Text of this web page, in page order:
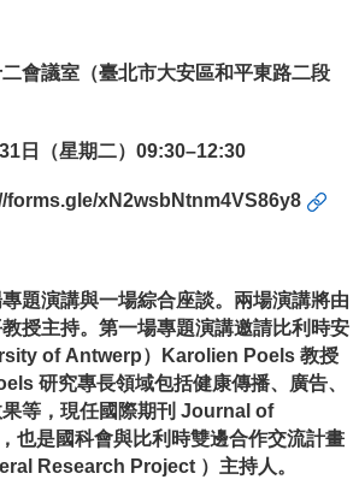
會議室（臺北市大安區和平東路二段
日（星期二）09:30–12:30
forms.gle/xN2wsbNtnm4VS86y8
題演講與一場綜合座談。兩場演講將由
授主持。第一場專題演講邀請比利時安
of Antwerp）Karolien Poels 教授
研究專長領域包括健康傳播、廣告、
等，現任國際期刊 Journal of
也是國科會與比利時雙邊合作交流計畫
Research Project ）主持人。